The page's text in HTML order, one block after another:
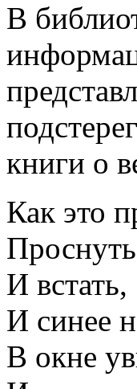
В
книги о
Как это
И встать,
И синее
В окне